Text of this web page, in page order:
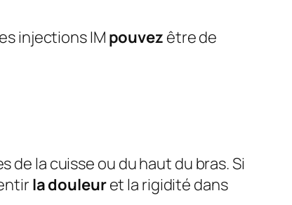
injections IM pouvez être de
de la cuisse ou du haut du bras. Si
la douleuret la rigidité dans